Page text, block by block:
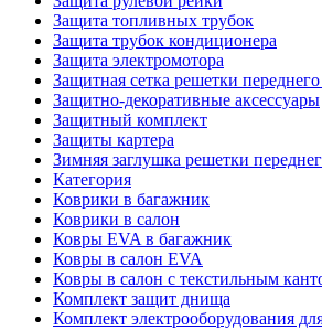
Защита топливных трубок
Защита трубок кондиционера
Защита электромотора
Защитная сетка решетки
Защитно-декоративные аксессуары
Защитный комплект
Защиты картера
Зимняя заглушка решетки
Категория
Коврики в багажник
Коврики в салон
Ковры EVA в багажник
Ковры в салон EVA
Ковры в салон с текстильным
Комплект защит днища
Комплект электрооборудования